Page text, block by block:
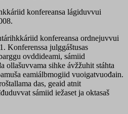
konfereansa lágiduvvui
konfereansa ordnejuvvui
Konferenssa julggáštusas
ovddideami, sámiid
ollašuvvama sihke ávžžuhit stáhta
eamiálbmogiid vuoigatvuođain.
das, geaid atnit
sámiid iežaset ja oktasaš